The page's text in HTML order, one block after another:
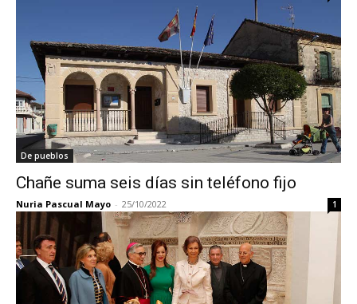
De pueblos
Chañe suma seis días sin teléfono fijo
Nuria Pascual Mayo - 25/10/2022 1